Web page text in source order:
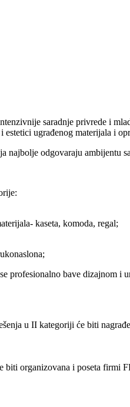
saradnje privrede i
estetici ugrađenog materijala i
najbolje odgovaraju ambijentu
kaseta, komoda, regal;
profesionalno bave dizajnom i
u II kategoriji će biti
biti organizovana i poseta firmi